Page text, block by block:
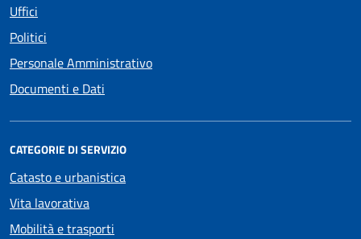
Uffici
Politici
Personale Amministrativo
Documenti e Dati
CATEGORIE DI SERVIZIO
Catasto e urbanistica
Vita lavorativa
Mobilità e trasporti